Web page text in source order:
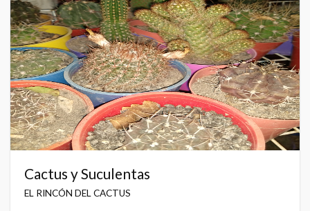
Cactus y Suculentas
EL RINCÓN DEL CACTUS